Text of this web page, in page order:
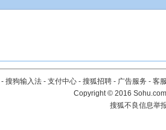
- 搜狗输入法 - 支付中心 - 搜狐招聘 - 广告服务 - 客
Copyright©2016
搜狐不良信息举